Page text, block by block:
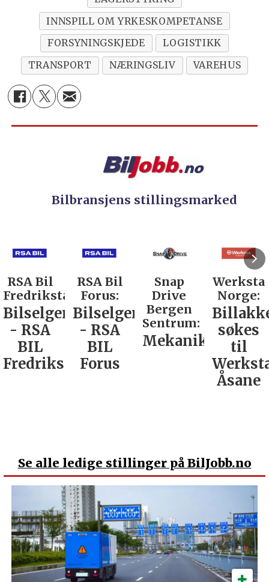
INNSPILL OM YRKESKOMPETANSE
FORSYNINGSKJEDE
LOGISTIKK
TRANSPORT
NÆRINGSLIV VAREHUS
Bilbransjens stillingsmarked
RSA Bil
Forus:
Bilselger
- RSA
BIL
Forus
Snap
Drive
Bergen
Sentrum:
Mekaniker
Werksta
Norge:
Billakkerer
søkes
til
Rodin &
Co AS:
Se alle ledige stillinger på BilJobb.no